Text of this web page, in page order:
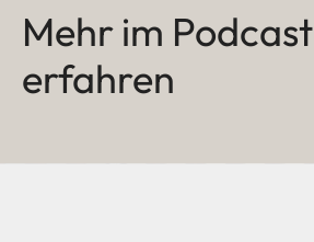
Mehr im Podcast
erfahren